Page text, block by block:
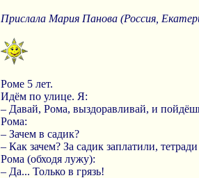
Прислала Мария Панова (Россия,
Роме 5 лет.
Идём по улице. Я:
– Давай, Рома, выздоравливай, и
Рома:
– Зачем в садик?
– Как зачем? За садик заплатили,
Рома (обходя лужу):
– Да... Только в грязь!